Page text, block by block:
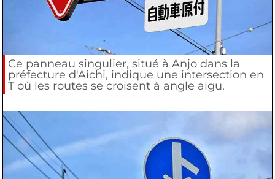
Ce panneau singulier, situé à Anjo dans la
préfecture d'Aichi, indique une intersection en
T où les routes se croisent à angle aigu.